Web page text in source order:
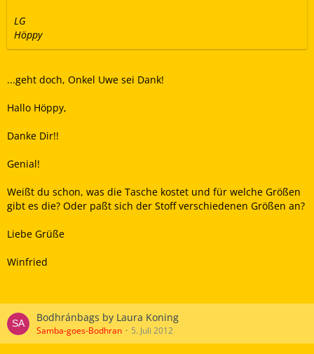
LG
Höppy
...geht doch, Onkel Uwe sei Dank!
Hallo Höppy,
Danke Dir!!
Genial!
Weißt du schon, was die Tasche kostet und für welche Größen
gibt es die? Oder paßt sich der Stoff verschiedenen Größen an?
Liebe Grüße
Winfried
Bodhránbags by Laura Koning
Samba-goes-Bodhran 5. Juli 2012